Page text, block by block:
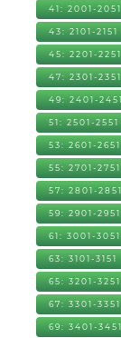
41: 2001-2051
43: 2101-2151
45: 2201-2251
47: 2301-2351
49: 2401-2451
51: 2501-2551
53: 2601-2651
55: 2701-2751
57: 2801-2851
59: 2901-2951
61: 3001-3051
63: 3101-3151
65: 3201-3251
67: 3301-3351
69: 3401-3451